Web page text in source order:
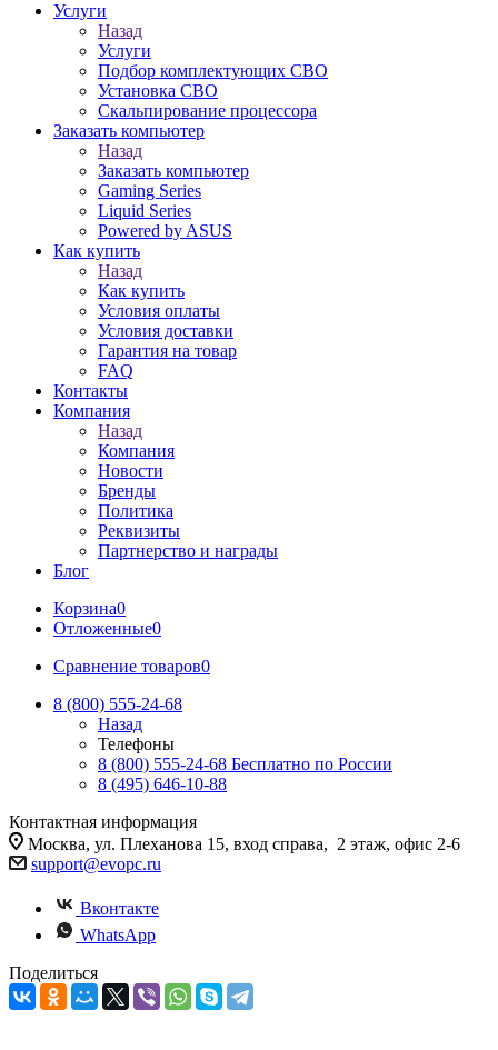
Услуги
Назад
Услуги
Подбор комплектующих СВО
Установка СВО
Скальпирование процессора
Заказать компьютер
Назад
Заказать компьютер
Gaming Series
Liquid Series
Powered by ASUS
Как купить
Назад
Как купить
Условия оплаты
Условия доставки
Гарантия на товар
FAQ
Контакты
Компания
Назад
Компания
Новости
Бренды
Политика
Реквизиты
Партнерство и награды
Блог
Корзина0
Отложенные0
Сравнение товаров0
8 (800) 555-24-68
Назад
Телефоны
8 (800) 555-24-68 Бесплатно по России
8 (495) 646-10-88
Контактная информация
Москва, ул. Плеханова 15, вход справа, 2 этаж, офис 2-6
support@evopc.ru
Вконтакте
WhatsApp
Поделиться